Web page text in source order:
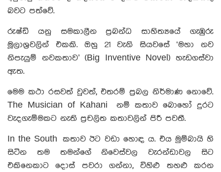
බවට පත්වේ.
රුෂ්ඩි යනු සමකාලීන ප්‍රබන්ධ සාහිත්‍යයේ ගැඹුරු
මූලාශ්‍රවලින් එකකි. ඔහු 21 වැනි සියවසේ ‘මහා නව
නිපැයුම් නවකතාව’ (Big Inventive Novel) හැඩගස්වා
ඇත.
මෙම කථා රසවත් වුවත්, එතරම් ප්‍රබල නිර්මාණ නොවේ.
The Musician of Kahani නම් කතාව බොහෝ දුරට
වැදගැම්මකට නැති ප්‍රචලිත කතාවලින් පිරී පවතී.
In the South කතාව ඊට වඩා හොඳ ය. එය මුම්බායි හි
සිටින තම තමන්ගේ නිවෙස්වල වැරන්ඩාවල සිට
එකිනෙකාට දොස් පවරා ගන්නා, විහිළු තහළු කරන